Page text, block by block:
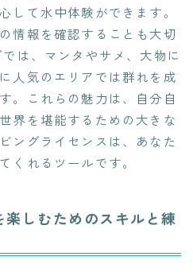
して水中体験ができます。
情報を確認することも大切
は、マンタやサメ、大物に
人気のエリアでは群れを成
。これらの魅力は、自分自
界を堪能するための大きな
ングライセンスは、あなた
くれるツールです。
楽しむためのスキルと練